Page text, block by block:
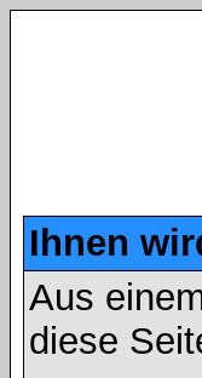
Ihnen
Aus
diese